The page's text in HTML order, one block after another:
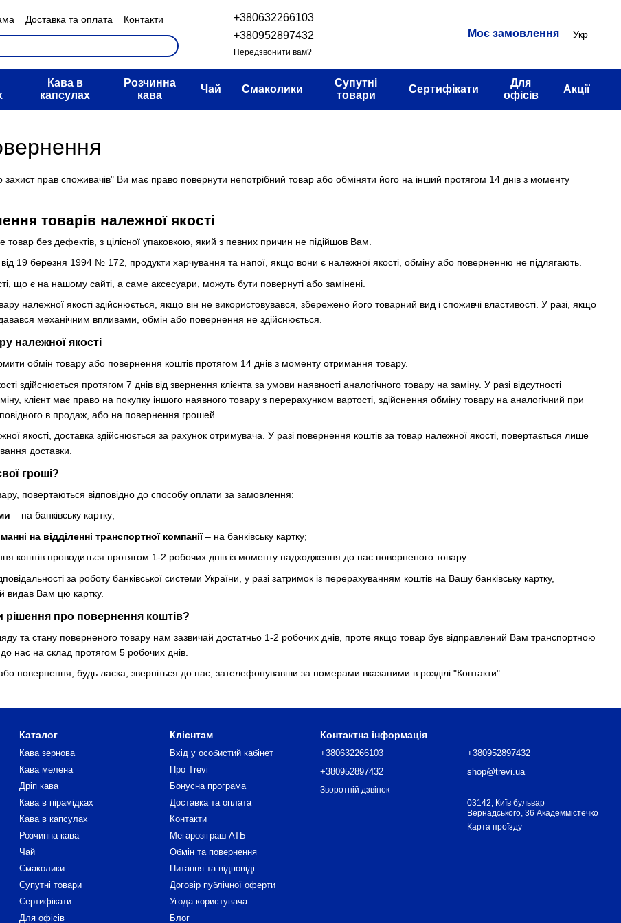
Доставка та оплата
Контакти
та повернення
+380632266103
+380952897432
Передзвонити вам?
Моє замовлення Укр
Кава в
капсулах
Розчинна
кава
Чай Смаколики
Супутні
товари
Сертифікати
Для
офісів
Акції
захист прав споживачів" Ви має право повернути непотрібний товар або обміняти його на інший протягом 14 днів з моменту
товарів належної якості
товар без дефектів, з цілісної упаковкою, який з певних причин не підійшов Вам.
19 березня 1994 № 172, продукти харчування та напої, якщо вони є належної якості, обміну або поверненню не підлягають.
що є на нашому сайті, а саме аксесуари, можуть бути повернуті або замінені.
належної якості здійснюється, якщо він не використовувався, збережено його товарний вид і споживчі властивості. У разі, якщо
механічним впливами, обмін або повернення не здійснюється.
належної якості
обмін товару або повернення коштів протягом 14 днів з моменту отримання товару.
здійснюється протягом 7 днів від звернення клієнта за умови наявності аналогічного товару на заміну. У разі відсутності
клієнт має право на покупку іншого наявного товару з перерахунком вартості, здійснення обміну товару на аналогічний при
в продаж, або на повернення грошей.
якості, доставка здійснюється за рахунок отримувача. У разі повернення коштів за товар належної якості, повертається лише
доставки.
гроші?
повертаються відповідно до способу оплати за замовлення:
– на банківську картку;
на відділенні транспортної компанії– на банківську картку;
коштів проводиться протягом 1-2 робочих днів із моменту надходження до нас поверненого товару.
за роботу банківської системи України, у разі затримок із перерахуванням коштів на Вашу банківську картку,
видав Вам цю картку.
рішення про повернення коштів?
та стану поверненого товару нам зазвичай достатньо 1-2 робочих днів, проте якщо товар був відправлений Вам транспортною
нас на склад протягом 5 робочих днів.
повернення, будь ласка, зверніться до нас, зателефонувавши за номерами вказаними в розділі "Контакти".
Каталог
Кава зернова
Кава мелена
Дріп кава
Кава в пірамідках
Кава в капсулах
Розчинна кава
Чай
Смаколики
Супутні товари
Сертифікати
Для офісів
Клієнтам
Вхід у особистий кабінет
Про Trevi
Бонусна програма
Доставка та оплата
Контакти
Мегарозіграш АТБ
Обмін та повернення
Питання та відповіді
Договір публічної оферти
Угода користувача
Блог
Контактна інформація
+380632266103
+380952897432
Зворотній дзвінок
+380952897432
shop@trevi.ua
03142, Київ бульвар
Вернадського, 36 Академмістечко
Карта проїзду